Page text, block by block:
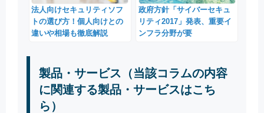
法人向けセキュリティソフ
トの選び方！個人向けとの
違いや相場も徹底解説
政府方針「サイバーセキュ
リティ2017」発表、重要イ
ンフラ分野が要
製品・サービス（当該コラムの内容
に関連する製品・サービスはこち
ら）